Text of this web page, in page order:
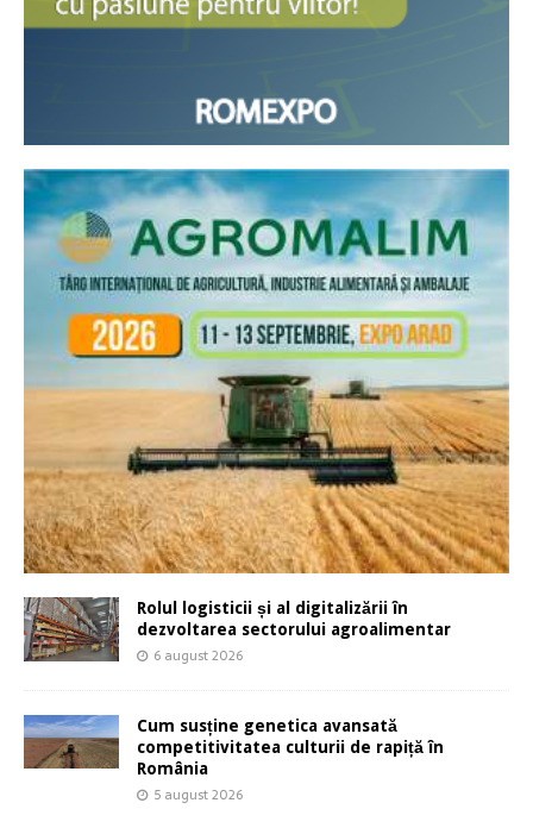
Rolul logisticii și al digitalizării în
dezvoltarea sectorului agroalimentar
6 august 2026
Cum susține genetica avansată
competitivitatea culturii de rapiță în
România
5 august 2026